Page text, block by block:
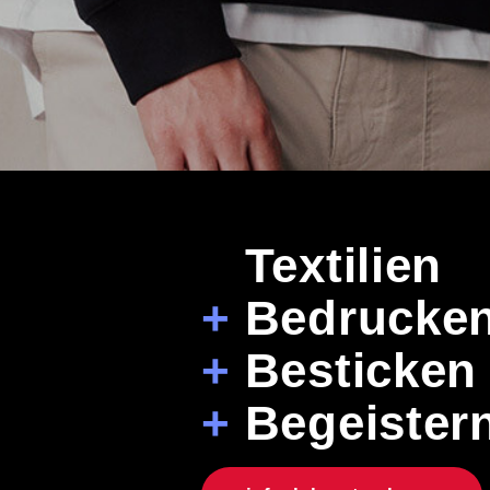
Textilien
+
+ Besticken
+